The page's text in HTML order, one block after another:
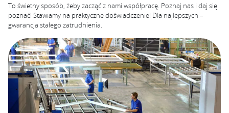
To świetny sposób, żeby zacząć z nami współpracę. Poznaj nas i daj się
poznać! Stawiamy na praktyczne doświadczenie! Dla najlepszych –
gwarancja stałego zatrudnienia.